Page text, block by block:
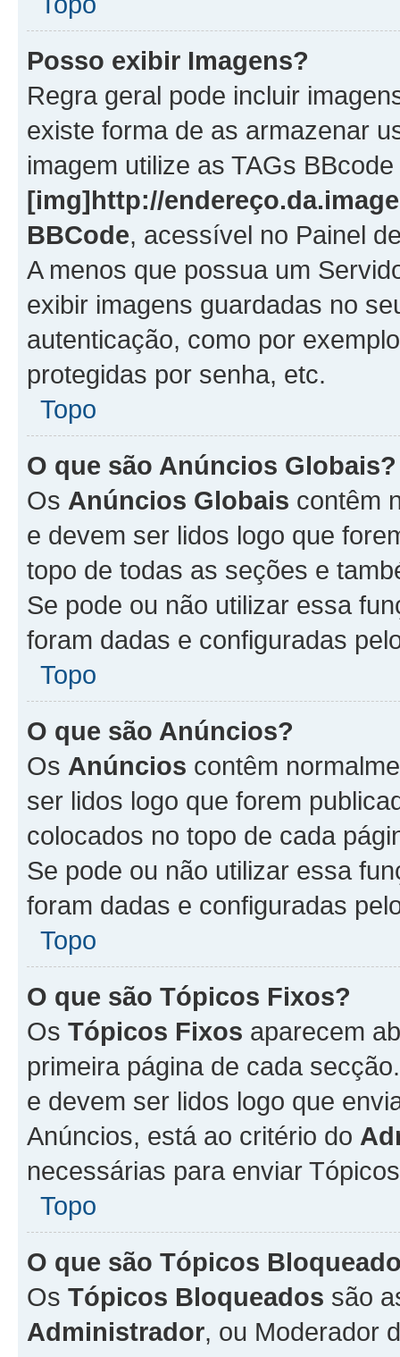
Posso exibir Imagens?
Regra geral pode incluir
existe forma de as armazenar
imagem utilize as TAGs BBcode
[img]http://
BBCode, acessível no Painel
A menos que possua um
exibir imagens guardadas no
autenticação, como por
protegidas por senha, etc.
Topo
O que são Anúncios Globais?
Os Anúncios Globais contêm
e devem ser lidos logo que
topo de todas as seções e
Se pode ou não utilizar essa
foram dadas e configuradas
Topo
O que são Anúncios?
Os Anúncios contêm
ser lidos logo que forem
colocados no topo de cada
Se pode ou não utilizar essa
foram dadas e configuradas
Topo
O que são Tópicos Fixos?
Os Tópicos Fixos aparecem
primeira página de cada
e devem ser lidos logo que
Anúncios, está ao critério do
necessárias para enviar
Topo
O que são Tópicos
Os Tópicos Bloqueados são
Administrador, ou Moderador